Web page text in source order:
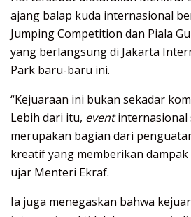
ajang balap kuda internasional
Jumping Competition dan Piala
yang berlangsung di Jakarta
Park baru-baru ini.
“Kejuaraan ini bukan sekadar
Lebih dari itu, eventinternasional
merupakan bagian dari
kreatif yang memberikan dampak
ujar Menteri Ekraf.
Ia juga menegaskan bahwa